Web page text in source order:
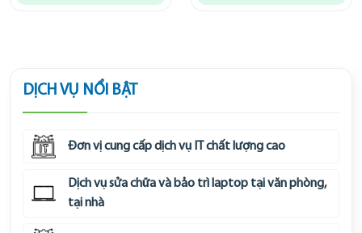
DỊCH VỤ NỔI BẬT
Đơn vị cung cấp dịch vụ IT chất lượng cao
Dịch vụ sửa chữa và bảo trì laptop tại văn phòng,
tại nhà